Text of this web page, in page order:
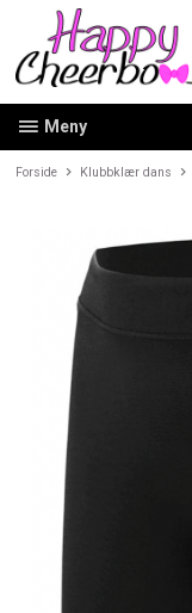
innholdet
Meny
Forside Klubbklær dans